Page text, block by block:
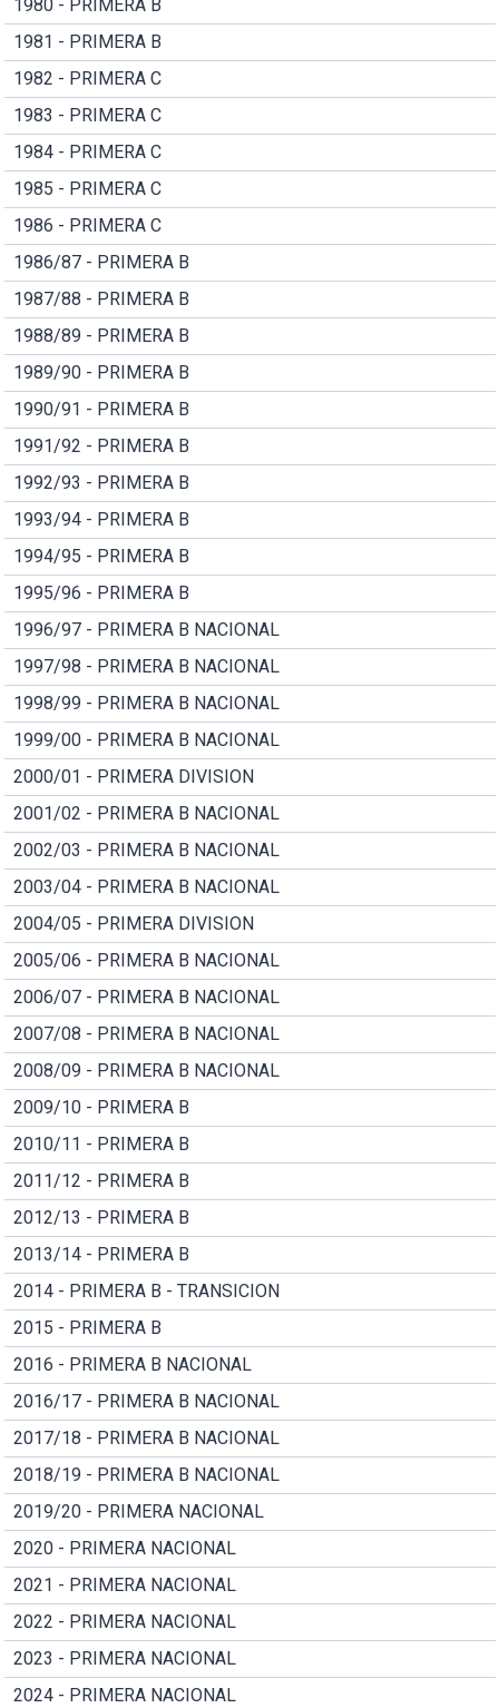
1980 - PRIMERA B
1981 - PRIMERA B
1982 - PRIMERA C
1983 - PRIMERA C
1984 - PRIMERA C
1985 - PRIMERA C
1986 - PRIMERA C
1986/87 - PRIMERA B
1987/88 - PRIMERA B
1988/89 - PRIMERA B
1989/90 - PRIMERA B
1990/91 - PRIMERA B
1991/92 - PRIMERA B
1992/93 - PRIMERA B
1993/94 - PRIMERA B
1994/95 - PRIMERA B
1995/96 - PRIMERA B
1996/97 - PRIMERA B NACIONAL
1997/98 - PRIMERA B NACIONAL
1998/99 - PRIMERA B NACIONAL
1999/00 - PRIMERA B NACIONAL
2000/01 - PRIMERA DIVISION
2001/02 - PRIMERA B NACIONAL
2002/03 - PRIMERA B NACIONAL
2003/04 - PRIMERA B NACIONAL
2004/05 - PRIMERA DIVISION
2005/06 - PRIMERA B NACIONAL
2006/07 - PRIMERA B NACIONAL
2007/08 - PRIMERA B NACIONAL
2008/09 - PRIMERA B NACIONAL
2009/10 - PRIMERA B
2010/11 - PRIMERA B
2011/12 - PRIMERA B
2012/13 - PRIMERA B
2013/14 - PRIMERA B
2014 - PRIMERA B - TRANSICION
2015 - PRIMERA B
2016 - PRIMERA B NACIONAL
2016/17 - PRIMERA B NACIONAL
2017/18 - PRIMERA B NACIONAL
2018/19 - PRIMERA B NACIONAL
2019/20 - PRIMERA NACIONAL
2020 - PRIMERA NACIONAL
2021 - PRIMERA NACIONAL
2022 - PRIMERA NACIONAL
2023 - PRIMERA NACIONAL
2024 - PRIMERA NACIONAL